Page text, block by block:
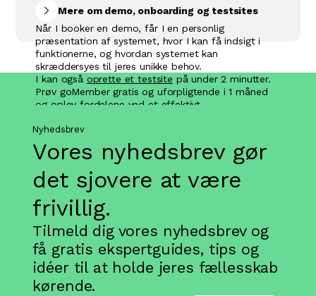
virkelig tæller – nemlig fællesskabet.
Mere om demo, onboarding og testsites
Når I booker en demo, får I en personlig
præsentation af systemet, hvor I kan få indsigt i
funktionerne, og hvordan systemet kan
skræddersyes til jeres unikke behov.
I kan også oprette et testsite på under 2 minutter.
Prøv goMember gratis og uforpligtende i 1 måned
og oplev fordelene ved et effektivt
Nyhedsbrev
Vores nyhedsbrev gør
det sjovere at være
frivillig.
Tilmeld dig vores nyhedsbrev og
få gratis ekspertguides, tips og
idéer til at holde jeres fællesskab
kørende.